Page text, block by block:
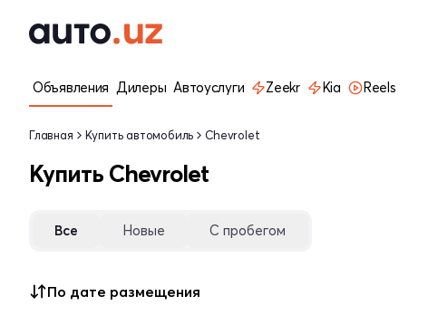
Объявления Дилеры Автоуслуги Zeekr Kia Reels
Главная Купить автомобиль Chevrolet
Купить Chevrolet
Все Новые С пробегом
По дате размещения